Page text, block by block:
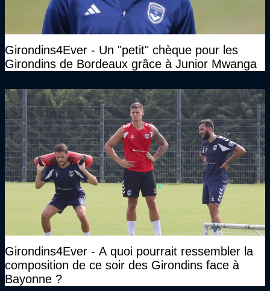
Girondins4Ever - Un "petit" chèque pour les
Girondins de Bordeaux grâce à Junior Mwanga
Girondins4Ever - A quoi pourrait ressembler la
composition de ce soir des Girondins face à
Bayonne ?